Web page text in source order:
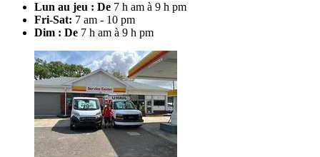
Lun au jeu : De 7 h am à 9 h pm
Fri-Sat: 7 am - 10 pm
Dim : De 7 h am à 9 h pm